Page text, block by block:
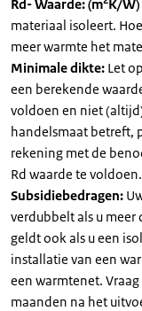
Rd- Waarde: (m K/W)
materiaal isoleert.
meer warmte het
Minimale dikte: Let
een berekende
voldoen en niet
handelsmaat betreft,
rekening met de
Rd waarde te voldoen.
Subsidiebedragen:
verdubbelt als u
geldt ook als u een
installatie van een
een warmtenet.
maanden na het